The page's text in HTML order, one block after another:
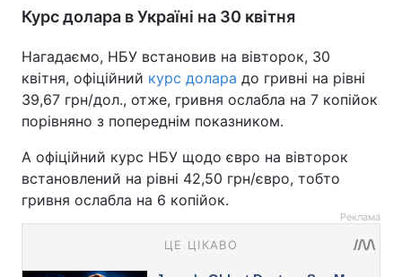
Курс долара в Україні на 30 квітня
Нагадаємо, НБУ встановив на вівторок, 30
квітня, офіційний курс долара до гривні на рівні
39,67 грн/дол., отже, гривня ослабла на 7 копійок
порівняно з попереднім показником.
А офіційний курс НБУ щодо євро на вівторок
встановлений на рівні 42,50 грн/євро, тобто
гривня ослабла на 6 копійок.
Реклама